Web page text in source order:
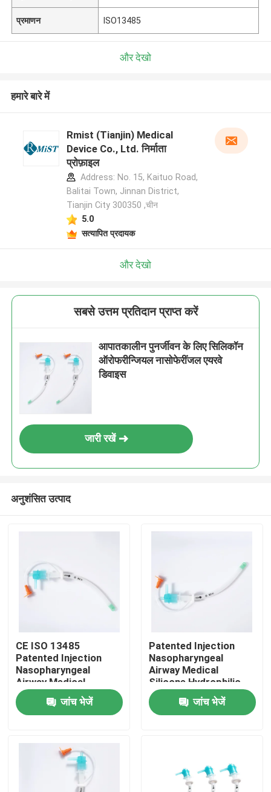
होम
प्रमाणन ISO13485
और देखो
हमारे बारे में
Rmist (Tianjin) Medical
Device Co., Ltd. निर्माता
प्रोफ़ाइल
Address: No. 15, Kaituo Road,
Balitai Town, Jinnan District,
Tianjin City 300350 ,चीन
5.0
सत्यापित प्रदायक
और देखो
सबसे उत्तम प्रतिदान प्राप्त करें
आपातकालीन पुनर्जीवन के लिए सिलिकॉन
ऑरोफरीन्जियल नासोफेरींजल एयरवे
डिवाइस
जारी रखें
अनुशंसित उत्पाद
CE ISO 13485
Patented Injection
Nasopharyngeal
Airway Medical
Silicone Hydrophilic
coating OEM ODM
जांच भेजें
Patented Injection
Nasopharyngeal
Airway Medical
Silicone Hydrophilic
coating CE ISO
Certificationजांच भेजें